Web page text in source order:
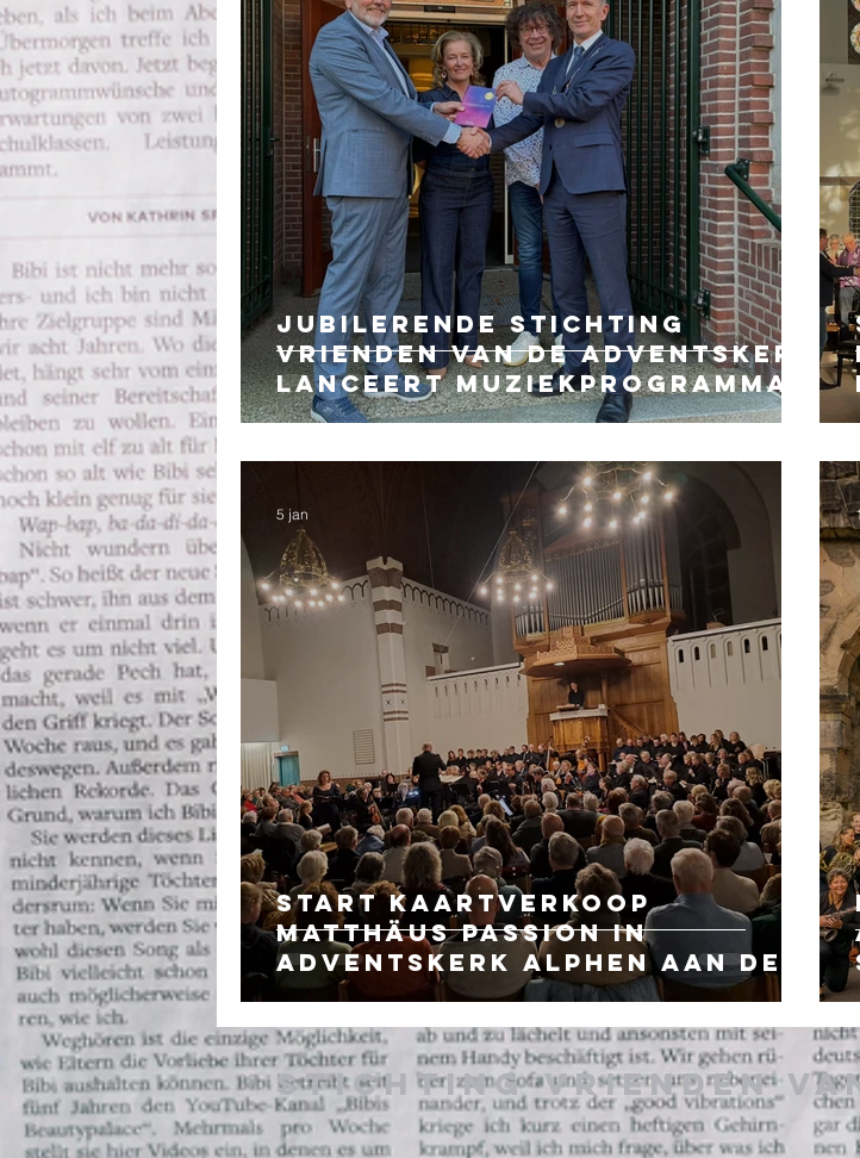
Jubilerende Stichting
Vrienden van de Adventskerk
lanceert muziekprogramma
2026-2027
Start kaartverkoop
Matthäus Passion in
Adventskerk Alphen aan den
Rijn
5 jan
StichtingVrienden